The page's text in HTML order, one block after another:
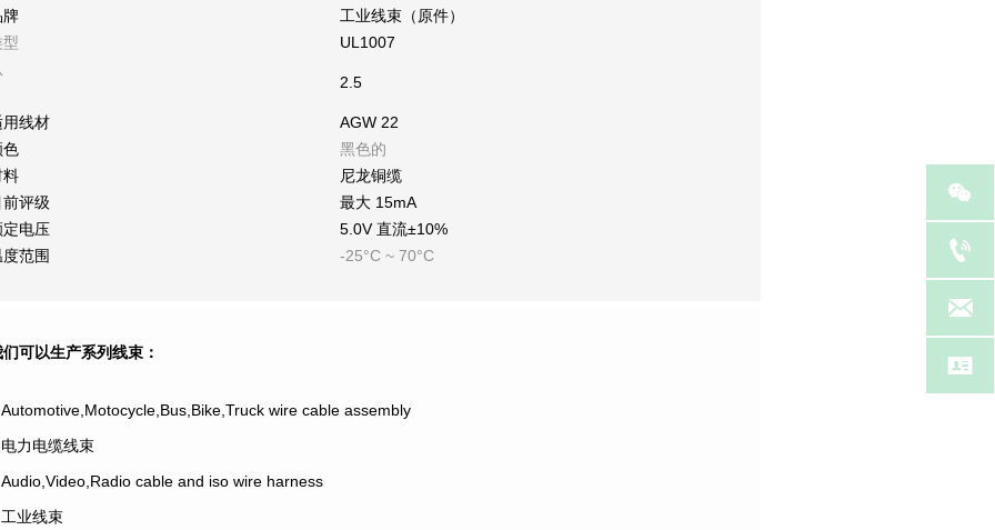
牌
工业线束（原件）
型
UL1007
2.5
用线材
AGW 22
色
黑色的
料
尼龙铜缆
前评级
最大 15mA
定电压
5.0V 直流±10%
度范围
-25°C ~ 70°C
可以生产系列线束：
wire cable assembly
力电缆线束
cable and iso wire harness
业线束



